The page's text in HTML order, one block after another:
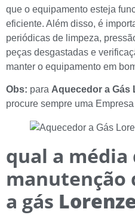
que o equipamento esteja
eficiente. Além disso, é
periódicas de limpeza,
peças desgastadas e
manter o equipamento em
Obs: para Aquecedor a Gás
procure sempre uma
qual a
manutenção
a gás